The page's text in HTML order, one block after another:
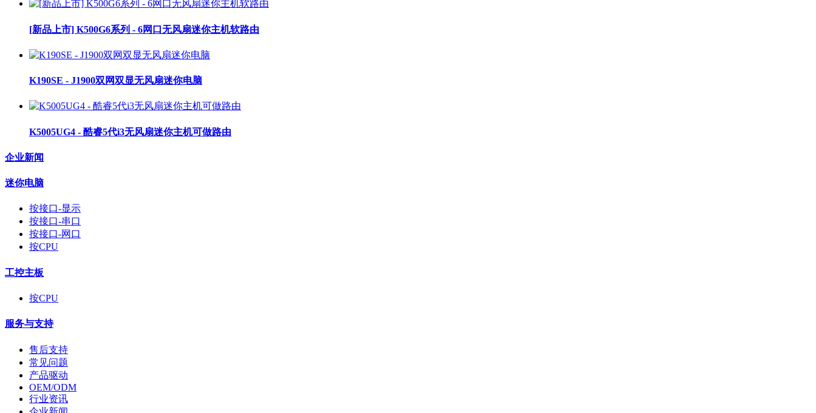
[新品上市] K500G6系列 - 6网口无风扇迷你主机软路由
K190SE - J1900双网双显无风扇迷你电脑
K5005UG4 - 酷睿5代i3无风扇迷你主机可做路由
企业新闻
迷你电脑
按接口-显示
按接口-串口
按接口-网口
按CPU
工控主板
按CPU
服务与支持
售后支持
常见问题
产品驱动
OEM/ODM
行业资讯